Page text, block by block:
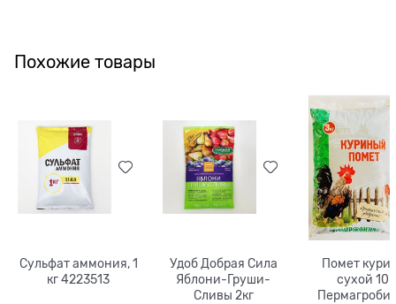
Похожие товары
Сульфат аммония, 1
кг 4223513
Удоб Добрая Сила
Яблони-Груши-
Сливы 2кг
Помет
сухой